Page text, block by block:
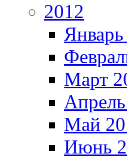
2012
Март
Май
Июнь